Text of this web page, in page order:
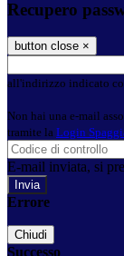
Recupero
button close ×
all'indirizzo indicato
Non hai una e-mail
tramite la Login
E-mail inviata, si
Errore
Chiudi
Successo